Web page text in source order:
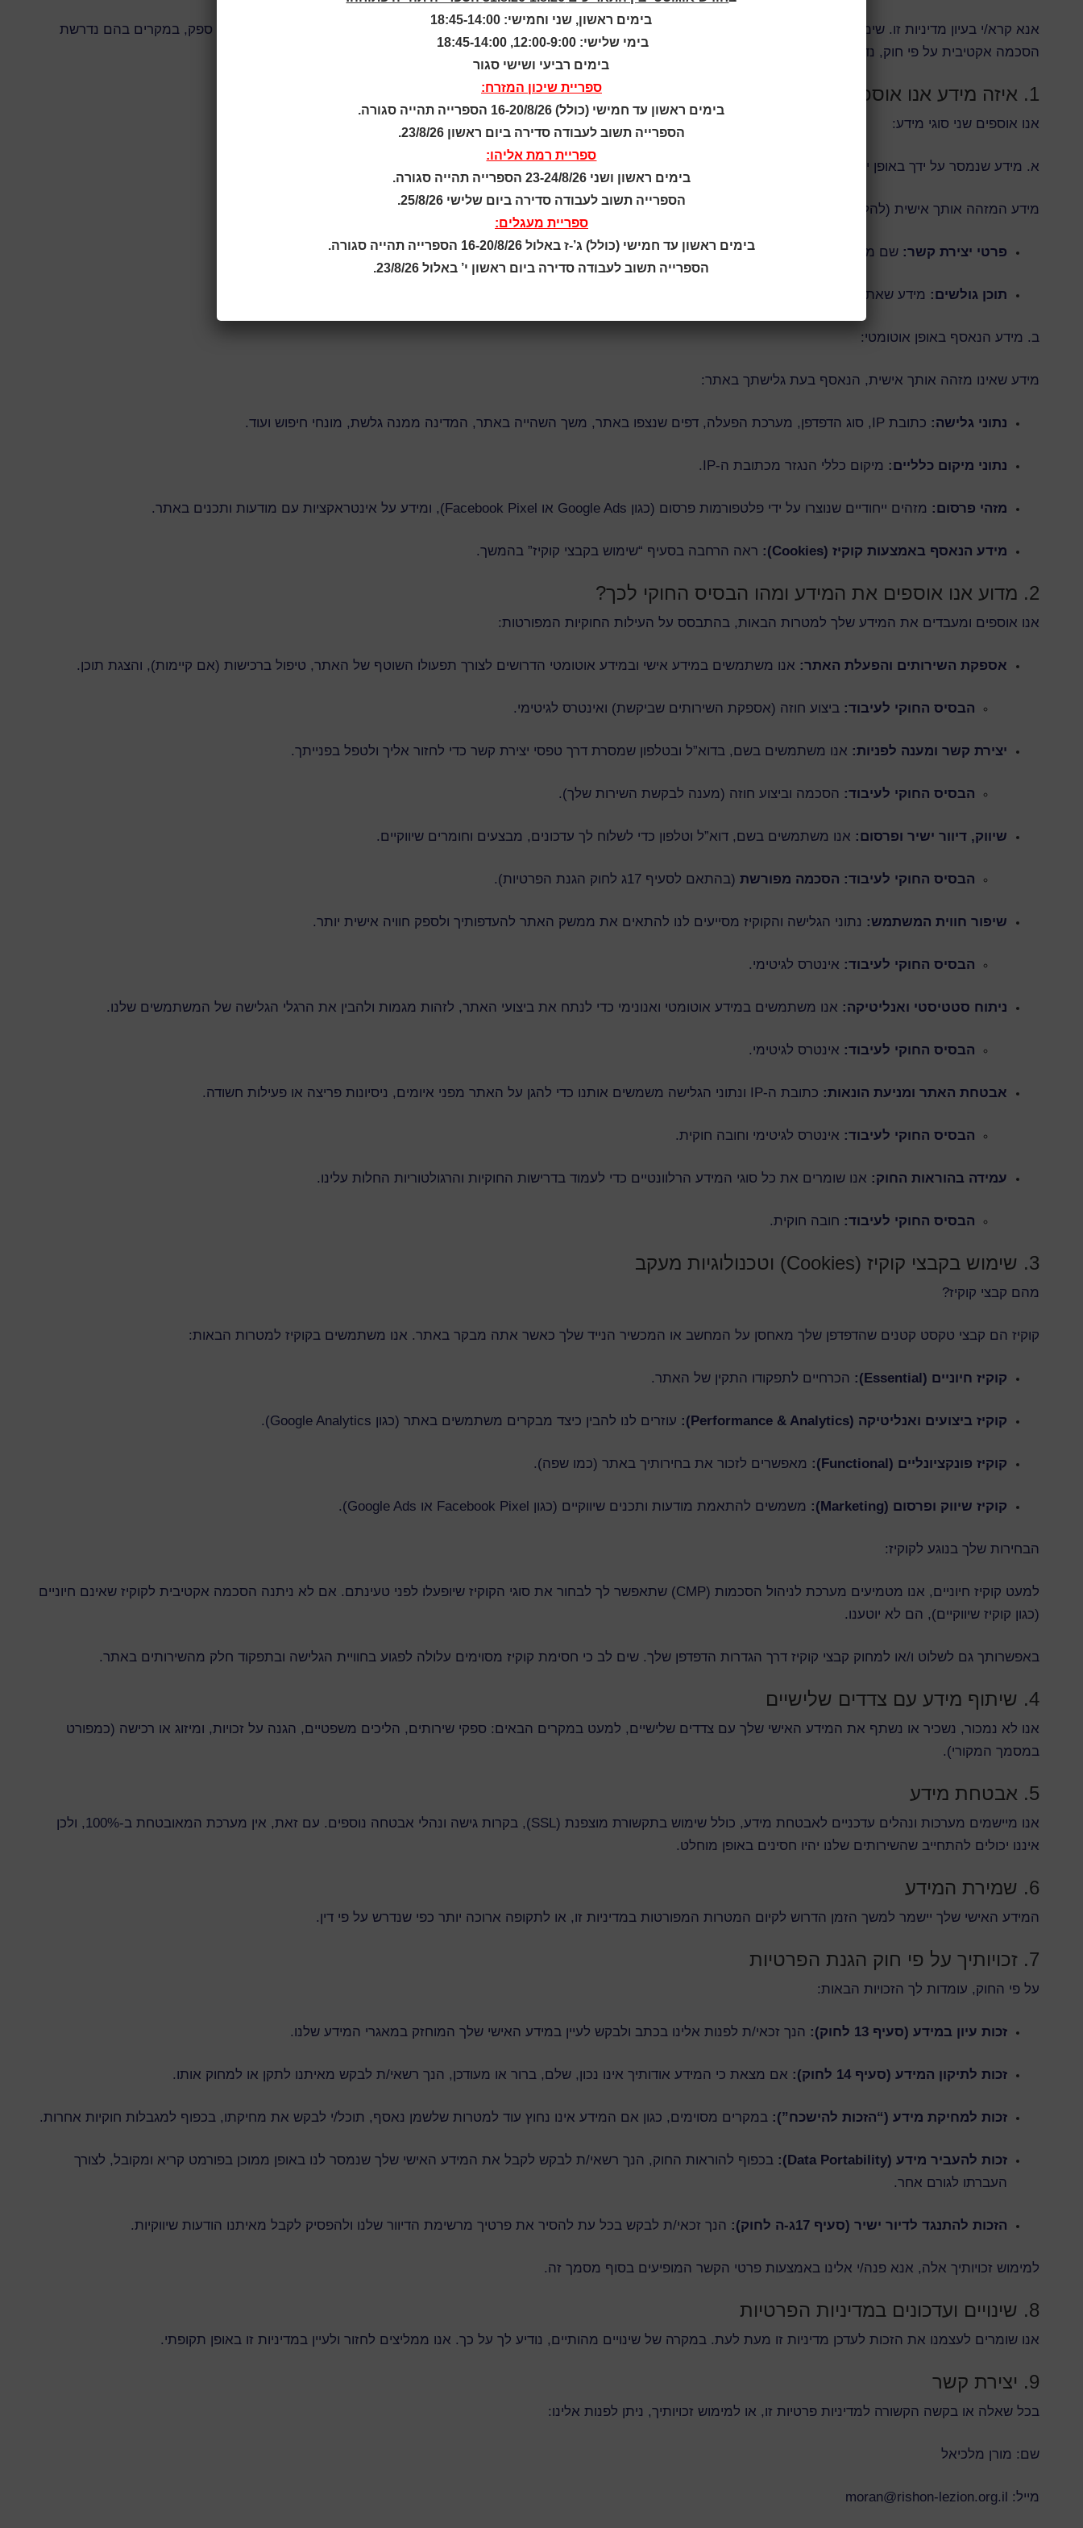
אנא קרא/י בעיון מדיניות זו. שימושך באתר, ובפרט מילוי טופס והרשמה לשירותים או דיוור ישיר, מהווה
לכל האמור בה. למען הסר ספק, במקרים בהם נדרשת
הסכמה אקטיבית על פי חוק, נדאג לקבל הסכמה זו באופן ברור באמצעות סימון אקטיבי.
1. איזה מידע אנו אוספים?
אנו אוספים שני סוגי מידע:
א. מידע שנמסר על ידך באופן יזום:
מידע המזהה אותך אישית (להלן: “מידע אישי”), כגון:
פרטי יצירת קשר: שם מלא, כתובת דוא”ל, מספר טלפון, כתובת.
תוכן גולשים: מידע שאתה מפרסם באתר, כגון תגובות, חוות דעת, או פניות באמצעות טפסי יצירת קשר.
ב. מידע הנאסף באופן אוטומטי:
מידע שאינו מזהה אותך אישית, הנאסף בעת גלישתך באתר:
נתוני גלישה: כתובת IP, סוג הדפדפן, מערכת הפעלה, דפים שנצפו באתר, משך השהייה באתר, המדינה ממנה גלשת, מונחי חיפוש ועוד.
נתוני מיקום כלליים: מיקום כללי הנגזר מכתובת ה-IP.
מזהי פרסום: מזהים ייחודיים שנוצרו על ידי פלטפורמות פרסום (כגון Google Ads או Facebook Pixel), ומידע על אינטראקציות עם מודעות ותכנים באתר.
מידע הנאסף באמצעות קוקיז (Cookies): ראה הרחבה בסעיף “שימוש בקבצי קוקיז” בהמשך.
2. מדוע אנו אוספים את המידע ומהו הבסיס החוקי לכך?
אנו אוספים ומעבדים את המידע שלך למטרות הבאות, בהתבסס על העילות החוקיות המפורטות:
אספקת השירותים והפעלת האתר: אנו משתמשים במידע אישי ובמידע אוטומטי הדרושים לצורך תפעולו השוטף של האתר, טיפול ברכישות (אם קיימות), והצגת תוכן.
הבסיס החוקי לעיבוד: ביצוע חוזה (אספקת השירותים שביקשת) ואינטרס לגיטימי.
יצירת קשר ומענה לפניות: אנו משתמשים בשם, בדוא”ל ובטלפון שמסרת דרך טפסי יצירת קשר כדי לחזור אליך ולטפל בפנייתך.
הבסיס החוקי לעיבוד: הסכמה וביצוע חוזה (מענה לבקשת השירות שלך).
שיווק, דיוור ישיר ופרסום: אנו משתמשים בשם, דוא”ל וטלפון כדי לשלוח לך עדכונים, מבצעים וחומרים שיווקיים.
הבסיס החוקי לעיבוד: הסכמה מפורשת (בהתאם לסעיף 17ג לחוק הגנת הפרטיות).
שיפור חווית המשתמש: נתוני הגלישה והקוקיז מסייעים לנו להתאים את ממשק האתר להעדפותיך ולספק חוויה אישית יותר.
הבסיס החוקי לעיבוד: אינטרס לגיטימי.
ניתוח סטטיסטי ואנליטיקה: אנו משתמשים במידע אוטומטי ואנונימי כדי לנתח את ביצועי האתר, לזהות מגמות ולהבין את הרגלי הגלישה של המשתמשים שלנו.
הבסיס החוקי לעיבוד: אינטרס לגיטימי.
אבטחת האתר ומניעת הונאות: כתובת ה-IP ונתוני הגלישה משמשים אותנו כדי להגן על האתר מפני איומים, ניסיונות פריצה או פעילות חשודה.
הבסיס החוקי לעיבוד: אינטרס לגיטימי וחובה חוקית.
עמידה בהוראות החוק: אנו שומרים את כל סוגי המידע הרלוונטיים כדי לעמוד בדרישות החוקיות והרגולטוריות החלות עלינו.
הבסיס החוקי לעיבוד: חובה חוקית.
3. שימוש בקבצי קוקיז (Cookies) וטכנולוגיות מעקב
מהם קבצי קוקיז?
קוקיז הם קבצי טקסט קטנים שהדפדפן שלך מאחסן על המחשב או המכשיר הנייד שלך כאשר אתה מבקר באתר. אנו משתמשים בקוקיז למטרות הבאות:
קוקיז חיוניים (Essential): הכרחיים לתפקודו התקין של האתר.
קוקיז ביצועים ואנליטיקה (Performance & Analytics): עוזרים לנו להבין כיצד מבקרים משתמשים באתר (כגון Google Analytics).
קוקיז פונקציונליים (Functional): מאפשרים לזכור את בחירותיך באתר (כמו שפה).
קוקיז שיווק ופרסום (Marketing): משמשים להתאמת מודעות ותכנים שיווקיים (כגון Facebook Pixel או Google Ads).
הבחירות שלך בנוגע לקוקיז:
למעט קוקיז חיוניים, אנו מטמיעים מערכת לניהול הסכמות (CMP) שתאפשר לך לבחור את סוגי הקוקיז שיופעלו לפני טעינתם. אם לא ניתנה הסכמה אקטיבית לקוקיז שאינם חיוניים
(כגון קוקיז שיווקיים), הם לא יוטענו.
באפשרותך גם לשלוט ו/או למחוק קבצי קוקיז דרך הגדרות הדפדפן שלך. שים לב כי חסימת קוקיז מסוימים עלולה לפגוע בחוויית הגלישה ובתפקוד חלק מהשירותים באתר.
4. שיתוף מידע עם צדדים שלישיים
אנו לא נמכור, נשכיר או נשתף את המידע האישי שלך עם צדדים שלישיים, למעט במקרים הבאים: ספקי שירותים, הליכים משפטיים, הגנה על זכויות, ומיזוג או רכישה (כמפורט
במסמך המקורי).
5. אבטחת מידע
אנו מיישמים מערכות ונהלים עדכניים לאבטחת מידע, כולל שימוש בתקשורת מוצפנת (SSL), בקרות גישה ונהלי אבטחה נוספים. עם זאת, אין מערכת המאובטחת ב-100%, ולכן
איננו יכולים להתחייב שהשירותים שלנו יהיו חסינים באופן מוחלט.
6. שמירת המידע
המידע האישי שלך יישמר למשך הזמן הדרוש לקיום המטרות המפורטות במדיניות זו, או לתקופה ארוכה יותר כפי שנדרש על פי דין.
7. זכויותיך על פי חוק הגנת הפרטיות
על פי החוק, עומדות לך הזכויות הבאות:
זכות עיון במידע (סעיף 13 לחוק): הנך זכאי/ת לפנות אלינו בכתב ולבקש לעיין במידע האישי שלך המוחזק במאגרי המידע שלנו.
זכות לתיקון המידע (סעיף 14 לחוק): אם מצאת כי המידע אודותיך אינו נכון, שלם, ברור או מעודכן, הנך רשאי/ת לבקש מאיתנו לתקן או למחוק אותו.
זכות למחיקת מידע (“הזכות להישכח”): במקרים מסוימים, כגון אם המידע אינו נחוץ עוד למטרות שלשמן נאסף, תוכל/י לבקש את מחיקתו, בכפוף למגבלות חוקיות אחרות.
זכות להעביר מידע (Data Portability):
בכפוף להוראות החוק, הנך רשאי/ת לבקש לקבל את המידע האישי שלך שנמסר לנו באופן ממוכן בפורמט קריא ומקובל, לצורך
העברתו לגורם אחר.
הזכות להתנגד לדיור ישיר (סעיף 17ג-ה לחוק): הנך זכאי/ת לבקש בכל עת להסיר את פרטיך מרשימת הדיוור שלנו ולהפסיק לקבל מאיתנו הודעות שיווקיות.
למימוש זכויותיך אלה, אנא פנה/י אלינו באמצעות פרטי הקשר המופיעים בסוף מסמך זה.
8. שינויים ועדכונים במדיניות הפרטיות
אנו שומרים לעצמנו את הזכות לעדכן מדיניות זו מעת לעת. במקרה של שינויים מהותיים, נודיע לך על כך. אנו ממליצים לחזור ולעיין במדיניות זו באופן תקופתי.
9. יצירת קשר
בכל שאלה או בקשה הקשורה למדיניות פרטיות זו, או למימוש זכויותיך, ניתן לפנות אלינו:
שם: מורן מלכיאל
מייל: moran@rishon-lezion.org.il
בימים ראשון, שני וחמישי: 18:45-14:00
בימי שלישי: 12:00-9:00, 18:45-14:00
בימים רביעי ושישי סגור
ספריית שיכון המזרח:
בימים ראשון עד חמישי (כולל) 16-20/8/26 הספרייה תהייה סגורה.
הספרייה תשוב לעבודה סדירה ביום ראשון 23/8/26.
ספריית רמת אליהו:
בימים ראשון ושני 23-24/8/26 הספרייה תהייה סגורה.
הספרייה תשוב לעבודה סדירה ביום שלישי 25/8/26.
ספריית מעגלים:
בימים ראשון עד חמישי (כולל) ג’-ז באלול 16-20/8/26 הספרייה תהייה סגורה.
הספרייה תשוב לעבודה סדירה ביום ראשון י’ באלול 23/8/26.